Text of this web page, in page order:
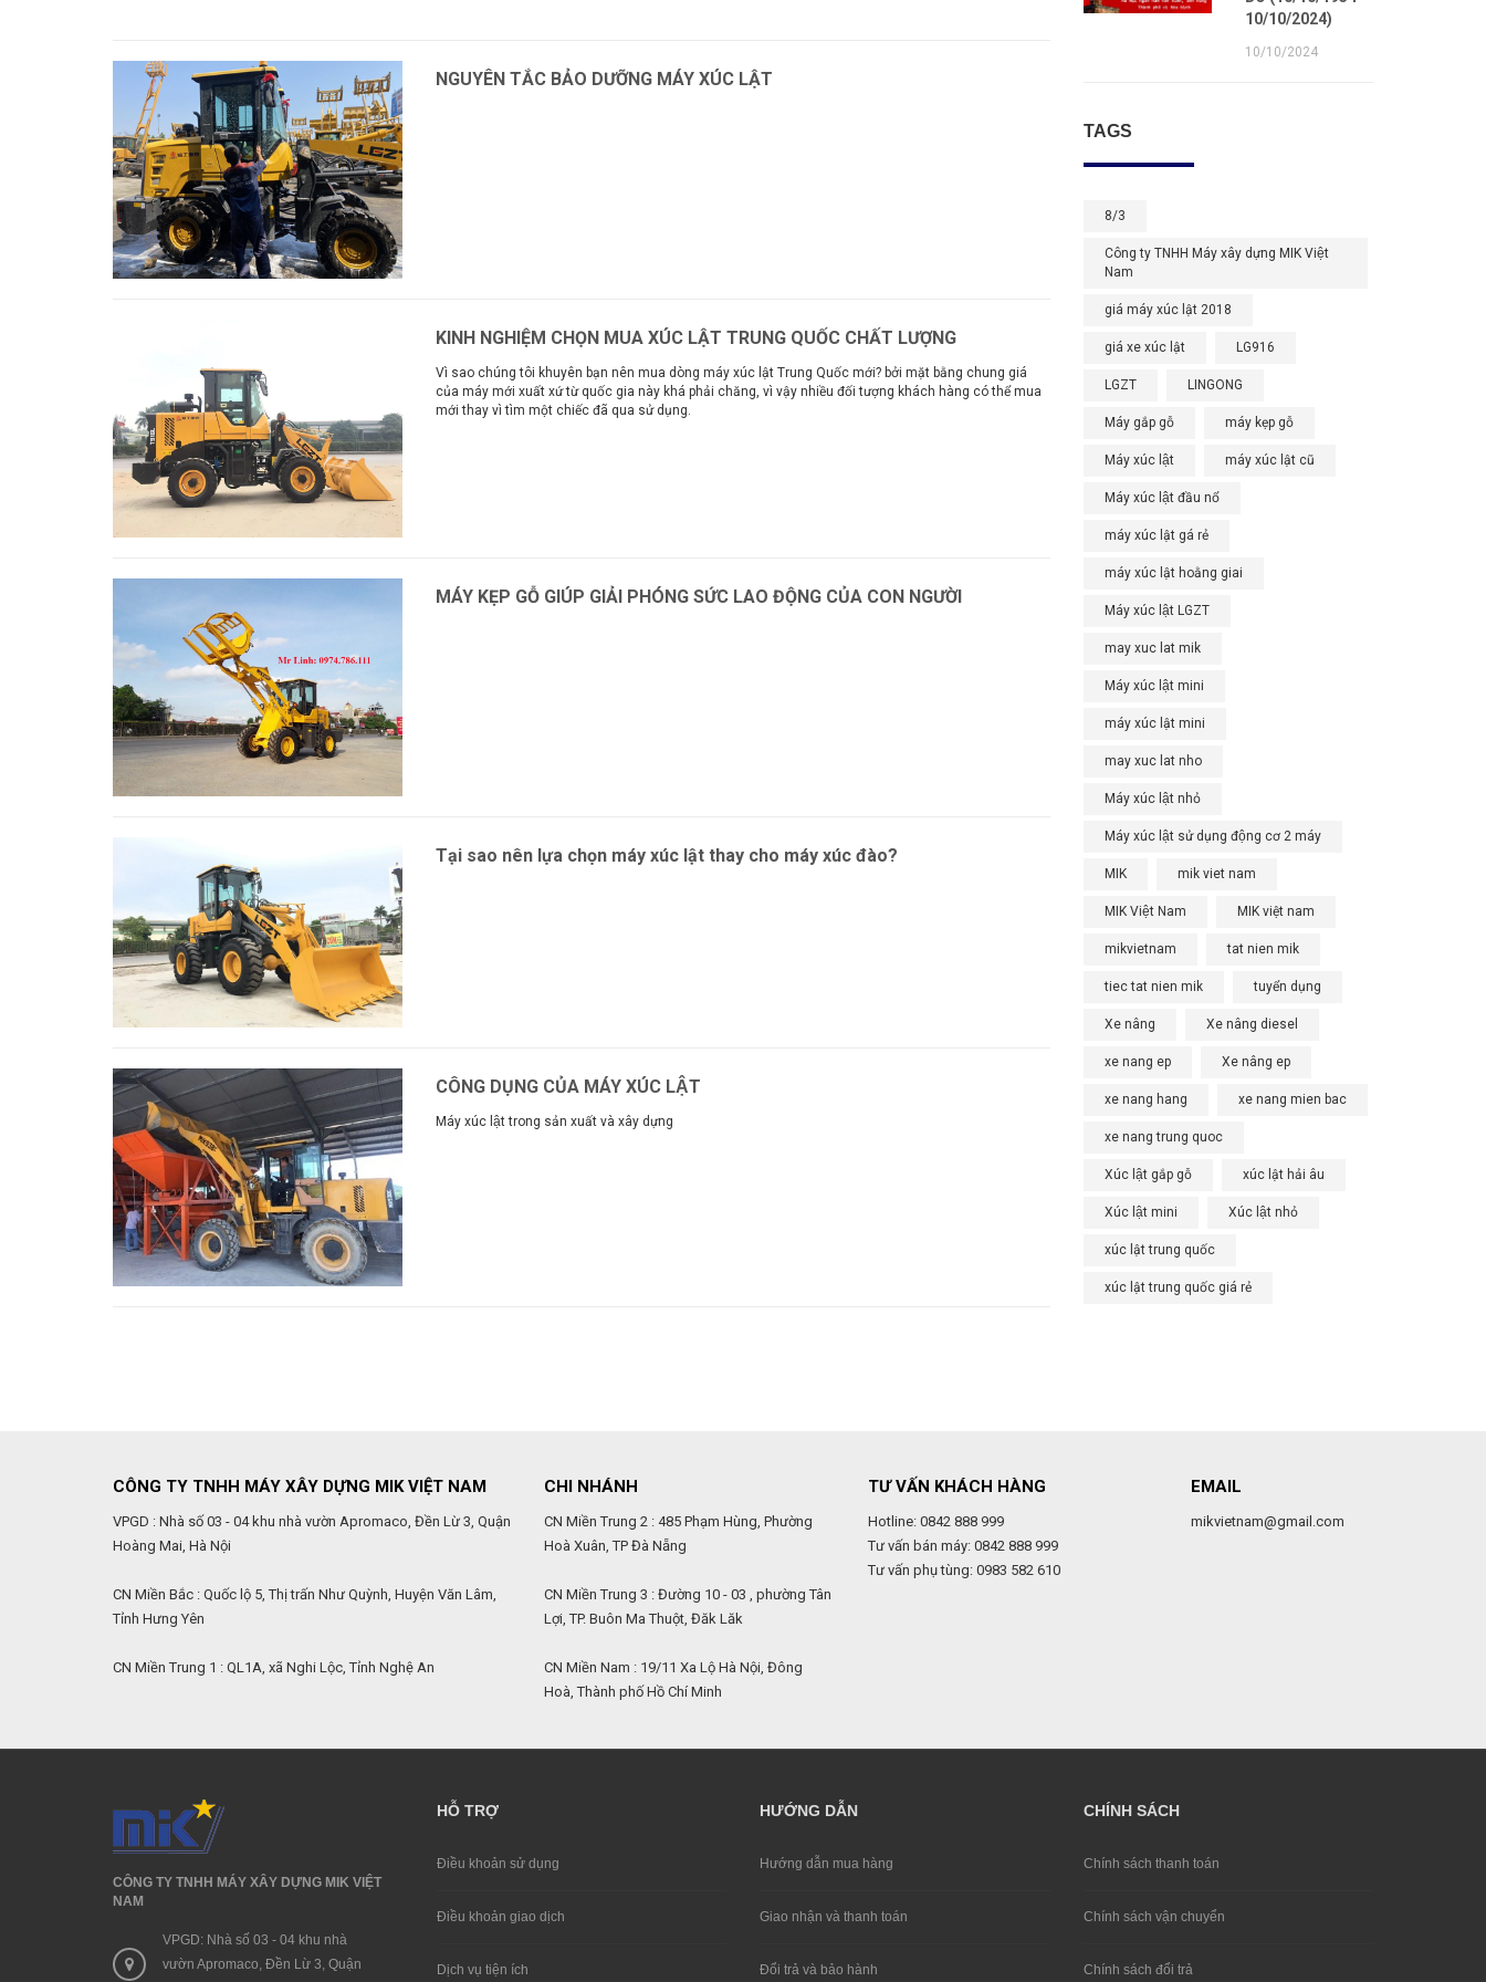
NGUYÊN TẮC BẢO DƯỠNG MÁY XÚC LẬT
KINH NGHIỆM CHỌN MUA XÚC LẬT TRUNG QUỐC CHẤT LƯỢNG
Vì sao chúng tôi khuyên bạn nên mua dòng máy xúc lật Trung Quốc mới? bởi mặt bằng chung giá
của máy mới xuất xứ từ quốc gia này khá phải chăng, vì vậy nhiều đối tượng khách hàng có thể mua
mới thay vì tìm một chiếc đã qua sử dụng.
MÁY KẸP GỖ GIÚP GIẢI PHÓNG SỨC LAO ĐỘNG CỦA CON NGƯỜI
Tại sao nên lựa chọn máy xúc lật thay cho máy xúc đào?
CÔNG DỤNG CỦA MÁY XÚC LẬT
Máy xúc lật trong sản xuất và xây dựng
10/10/2024)
10/10/2024
TAGS
8/3
Công ty TNHH Máy xây dựng MIK Việt
Nam
giá máy xúc lật 2018
giá xe xúc lật LG916
LGZT LINGONG
Máy gắp gỗ máy kẹp gỗ
Máy xúc lật máy xúc lật cũ
Máy xúc lật đầu nổ
máy xúc lật gá rẻ
máy xúc lật hoằng giai
Máy xúc lật LGZT
may xuc lat mik
Máy xúc lật mini
máy xúc lật mini
may xuc lat nho
Máy xúc lật nhỏ
Máy xúc lật sử dụng động cơ 2 máy
MIK mik viet nam
MIK Việt Nam MIK việt nam
mikvietnam tat nien mik
tiec tat nien mik tuyển dụng
Xe nâng Xe nâng diesel
xe nang ep Xe nâng ep
xe nang hang xe nang mien bac
xe nang trung quoc
Xúc lật gắp gỗ xúc lật hải âu
Xúc lật mini Xúc lật nhỏ
xúc lật trung quốc
xúc lật trung quốc giá rẻ
CÔNG TY TNHH MÁY XÂY DỰNG MIK VIỆT NAM
VPGD : Nhà số 03 - 04 khu nhà vườn Apromaco, Đền Lừ 3, Quận
Hoàng Mai, Hà Nội
CN Miền Bắc : Quốc lộ 5, Thị trấn Như Quỳnh, Huyện Văn Lâm,
Tỉnh Hưng Yên
CN Miền Trung 1 : QL1A, xã Nghi Lộc, Tỉnh Nghệ An
CHI NHÁNH
CN Miền Trung 2 : 485 Phạm Hùng, Phường
Hoà Xuân, TP Đà Nẵng
CN Miền Trung 3 : Đường 10 - 03 , phường Tân
Lợi, TP. Buôn Ma Thuột, Đăk Lăk
CN Miền Nam : 19/11 Xa Lộ Hà Nội, Đông
Hoà, Thành phố Hồ Chí Minh
TƯ VẤN KHÁCH HÀNG
Hotline: 0842 888 999
Tư vấn bán máy: 0842 888 999
Tư vấn phụ tùng: 0983 582 610
EMAIL
mikvietnam@gmail.com
CÔNG TY TNHH MÁY XÂY DỰNG MIK VIỆT
NAM
VPGD: Nhà số 03 - 04 khu nhà
vườn Apromaco, Đền Lừ 3, Quận
HỖ TRỢ
Điều khoản sử dụng
Điều khoản giao dịch
Dịch vụ tiện ích
HƯỚNG DẪN
Hướng dẫn mua hàng
Giao nhận và thanh toán
Đổi trả và bảo hành
CHÍNH SÁCH
Chính sách thanh toán
Chính sách vận chuyển
Chính sách đổi trả